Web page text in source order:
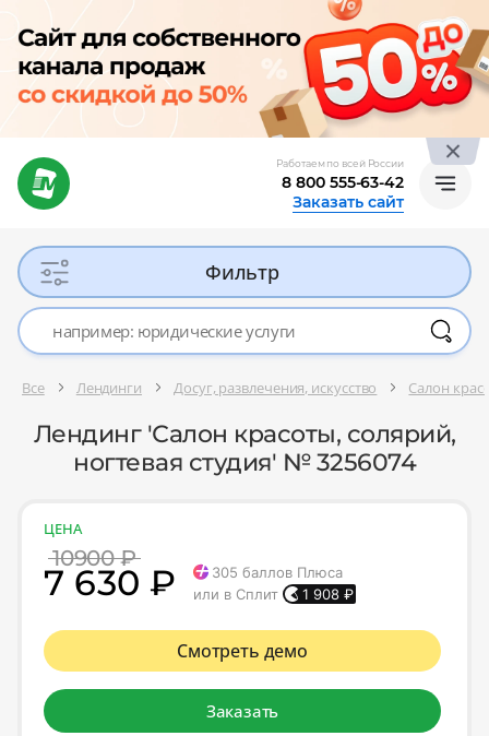
Работаем по всей России
8 800 555-63-42
Заказать сайт
Фильтр
Все Лендинги Досуг, развлечения, искусство Салон
Лендинг 'Салон красоты, солярий,
ногтевая студия' № 3256074
ЦЕНА
10900 ₽
7 630 ₽ 305 баллов Плюса
или в Сплит
1 908 ₽
Смотреть демо
Заказать